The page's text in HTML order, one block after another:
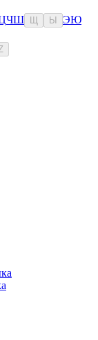
ЧШ Ы ЭЮ